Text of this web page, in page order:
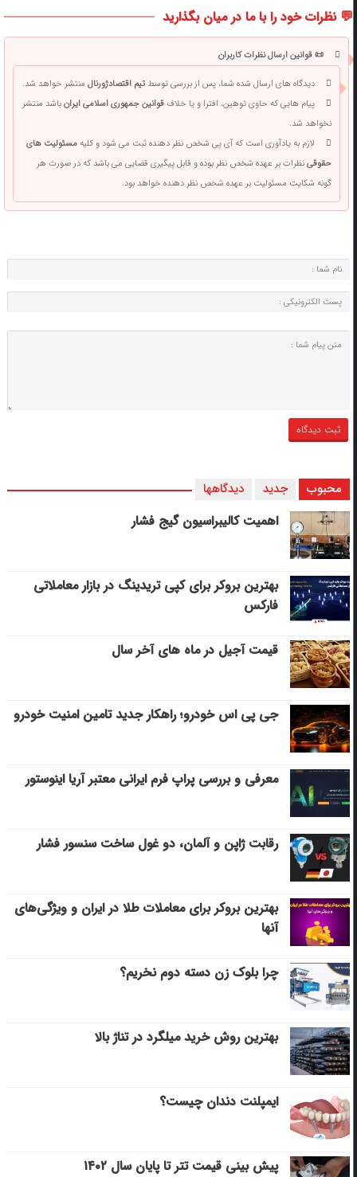
💬 نظرات خود را با ما در میان بگذارید
📜 قوانین ارسال نظرات کاربران
دیدگاه های ارسال شده شما، پس از بررسی توسطتیم اقتصادژورنالمنتشر خواهد شد.
پیام هایی که حاوی توهین، افترا و یا خلافقوانین جمهوری اسلامی ایرانباشد منتشر
نخواهد شد.
لازم به یادآوری است که آی پی شخص نظر دهنده ثبت می شود و کلیهمسئولیت های
حقوقینظرات بر عهده شخص نظر بوده و قابل پیگیری قضایی می باشد که در صورت هر
گونه شکایت مسئولیت بر عهده شخص نظر دهنده خواهد بود.
محبوب جدید دیدگاهها
اهمیت کالیبراسیون گیج فشار
بهترین بروکر برای کپی‌ تریدینگ در بازار معاملاتی
فارکس
قیمت آجیل در ماه های آخر سال
جی پی اس خودرو؛ راهکار جدید تامین امنیت خودرو
معرفی و بررسی پراپ فرم ایرانی معتبر آریا اینوستور
رقابت ژاپن و آلمان، دو غول ساخت سنسور فشار
بهترین بروکر برای معاملات طلا در ایران و ویژگی‌های
آنها
چرا بلوک زن دسته دوم نخریم؟
بهترین روش خرید میلگرد در تناژ بالا
ایمپلنت دندان چیست؟
پیش بینی قیمت تتر تا پایان سال ۱۴۰۲